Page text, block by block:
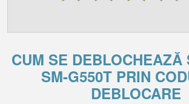
CUM SE DEBLOCHEAZĂ
SM-G550T PRIN
DEBLOCARE